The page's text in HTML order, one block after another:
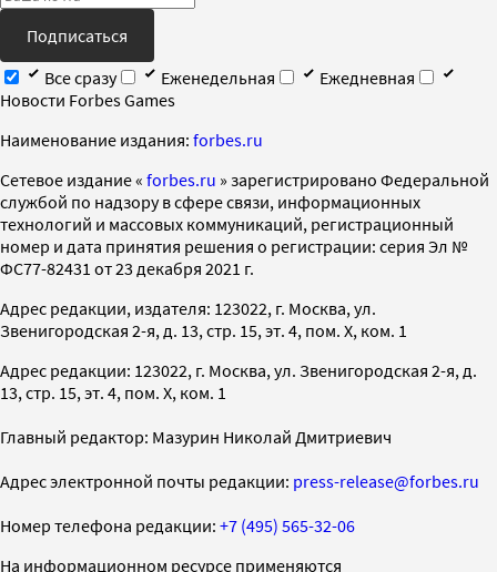
Подписаться
Все сразу
Еженедельная
Ежедневная
Новости Forbes Games
Наименование издания: forbes.ru
Cетевое издание « forbes.ru » зарегистрировано Федеральной
службой по надзору в сфере связи, информационных
технологий и массовых коммуникаций, регистрационный
номер и дата принятия решения о регистрации: серия Эл №
ФС77-82431 от 23 декабря 2021 г.
Адрес редакции, издателя: 123022, г. Москва, ул.
Звенигородская 2-я, д. 13, стр. 15, эт. 4, пом. X, ком. 1
Адрес редакции: 123022, г. Москва, ул. Звенигородская 2-я, д.
13, стр. 15, эт. 4, пом. X, ком. 1
Главный редактор: Мазурин Николай Дмитриевич
Адрес электронной почты редакции: press-release@forbes.ru
Номер телефона редакции: +7 (495) 565-32-06
На информационном ресурсе применяются